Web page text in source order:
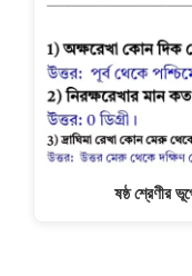
ষষ্ঠ শ্রেণীর